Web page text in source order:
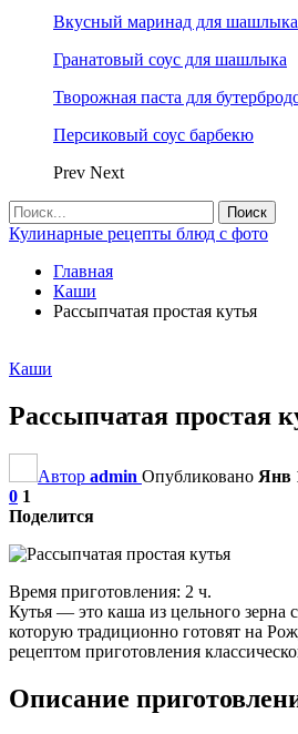
Вкусный маринад для шашлыка
Гранатовый соус для шашлыка
Творожная паста для
Персиковый соус барбекю
Prev Next
Кулинарные рецепты блюд с фото
Главная
Каши
Рассыпчатая простая кутья
Каши
Рассыпчатая простая
Автор admin Опубликовано Янв
0 1
Поделится
Время приготовления: 2 ч.
Кутья — это каша из цельного зерна
которую традиционно готовят на
рецептом приготовления
Описание